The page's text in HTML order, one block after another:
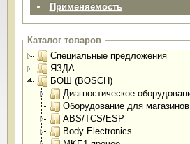
Применяемость
Каталог товаров
Специальные предложения
ЯЗДА
БОШ (BOSCH)
Диагностическое
Оборудование для
ABS/TCS/ESP
Body Electronics